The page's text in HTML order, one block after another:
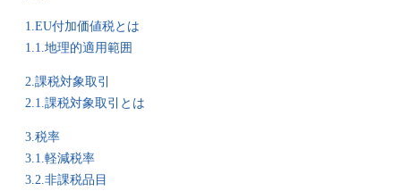
1.EU付加価値税とは
1.1.地理的適用範囲
2.課税対象取引
2.1.課税対象取引とは
3.税率
3.1.軽減税率
3.2.非課税品目